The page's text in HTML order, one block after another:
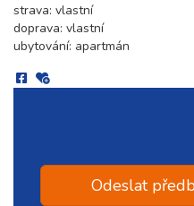
strava: vlastní
doprava: vlastní
ubytování: apartmán
Odeslat